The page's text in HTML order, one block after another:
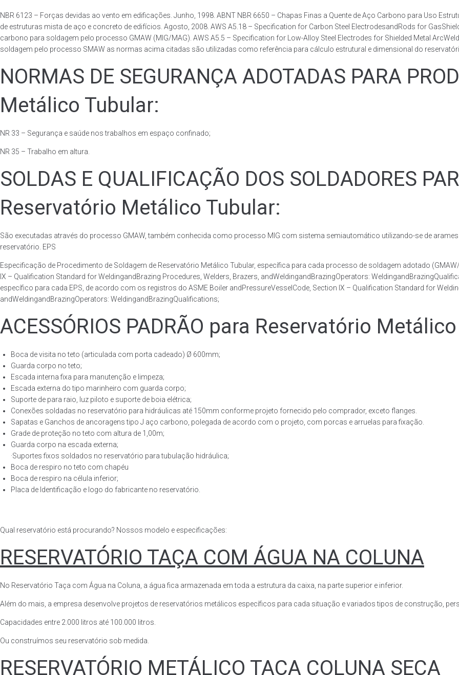
NBR 6123 – Forças devidas ao vento em edificações. Junho, 1998. ABNT NBR 6650 – Chapas Finas a Quente de Aço Carbono para Uso
de estruturas mista de aço e concreto de edifícios. Agosto, 2008. AWS A5.18 – Specification for Carbon Steel ElectrodesandRods for
carbono para soldagem pelo processo GMAW (MIG/MAG). AWS A5.5 – Specification for Low-Alloy Steel Electrodes for Shielded Metal
soldagem pelo processo SMAW as normas acima citadas são utilizadas como referência para cálculo estrutural e dimensional do
NORMAS DE SEGURANÇA ADOTADAS PARA
Metálico Tubular:
NR 33 – Segurança e saúde nos trabalhos em espaço confinado;
NR 35 – Trabalho em altura.
SOLDAS E QUALIFICAÇÃO DOS SOLDADORES
Reservatório Metálico Tubular:
São executadas através do processo GMAW, também conhecida como processo MIG com sistema semiautomático utilizando-se de
reservatório. EPS
Especificação de Procedimento de Soldagem de Reservatório Metálico Tubular, específica para cada processo de soldagem adotado
IX – Qualification Standard for WeldingandBrazing Procedures, Welders, Brazers, andWeldingandBrazingOperators:
específico para cada EPS, de acordo com os registros do ASME Boiler andPressureVesselCode, Section IX – Qualification Standard for
andWeldingandBrazingOperators: WeldingandBrazingQualifications;
ACESSÓRIOS PADRÃO para Reservatório
Boca de visita no teto (articulada com porta cadeado) Ø 600mm;
Guarda corpo no teto;
Escada interna fixa para manutenção e limpeza;
Escada externa do tipo marinheiro com guarda corpo;
Suporte de para raio, luz piloto e suporte de boia elétrica;
Conexões soldadas no reservatório para hidráulicas até 150mm conforme projeto fornecido pelo comprador, exceto flanges.
Sapatas e Ganchos de ancoragens tipo J aço carbono, polegada de acordo com o projeto, com porcas e arruelas para fixação.
Grade de proteção no teto com altura de 1,00m;
Guarda corpo na escada externa;
·Suportes fixos soldados no reservatório para tubulação hidráulica;
Boca de respiro no teto com chapéu
Boca de respiro na célula inferior;
Placa de Identificação e logo do fabricante no reservatório.
Qual reservatório está procurando? Nossos modelo e especificações:
RESERVATÓRIO TAÇA COM ÁGUA NA COLUNA
No Reservatório Taça com Água na Coluna, a água fica armazenada em toda a estrutura da caixa, na parte superior e inferior.
Além do mais, a empresa desenvolve projetos de reservatórios metálicos específicos para cada situação e variados tipos de construção,
Capacidades entre 2.000 litros até 100.000 litros.
Ou construímos seu reservatório sob medida.
RESERVATÓRIO METÁLICO TAÇA COLUNA SECA